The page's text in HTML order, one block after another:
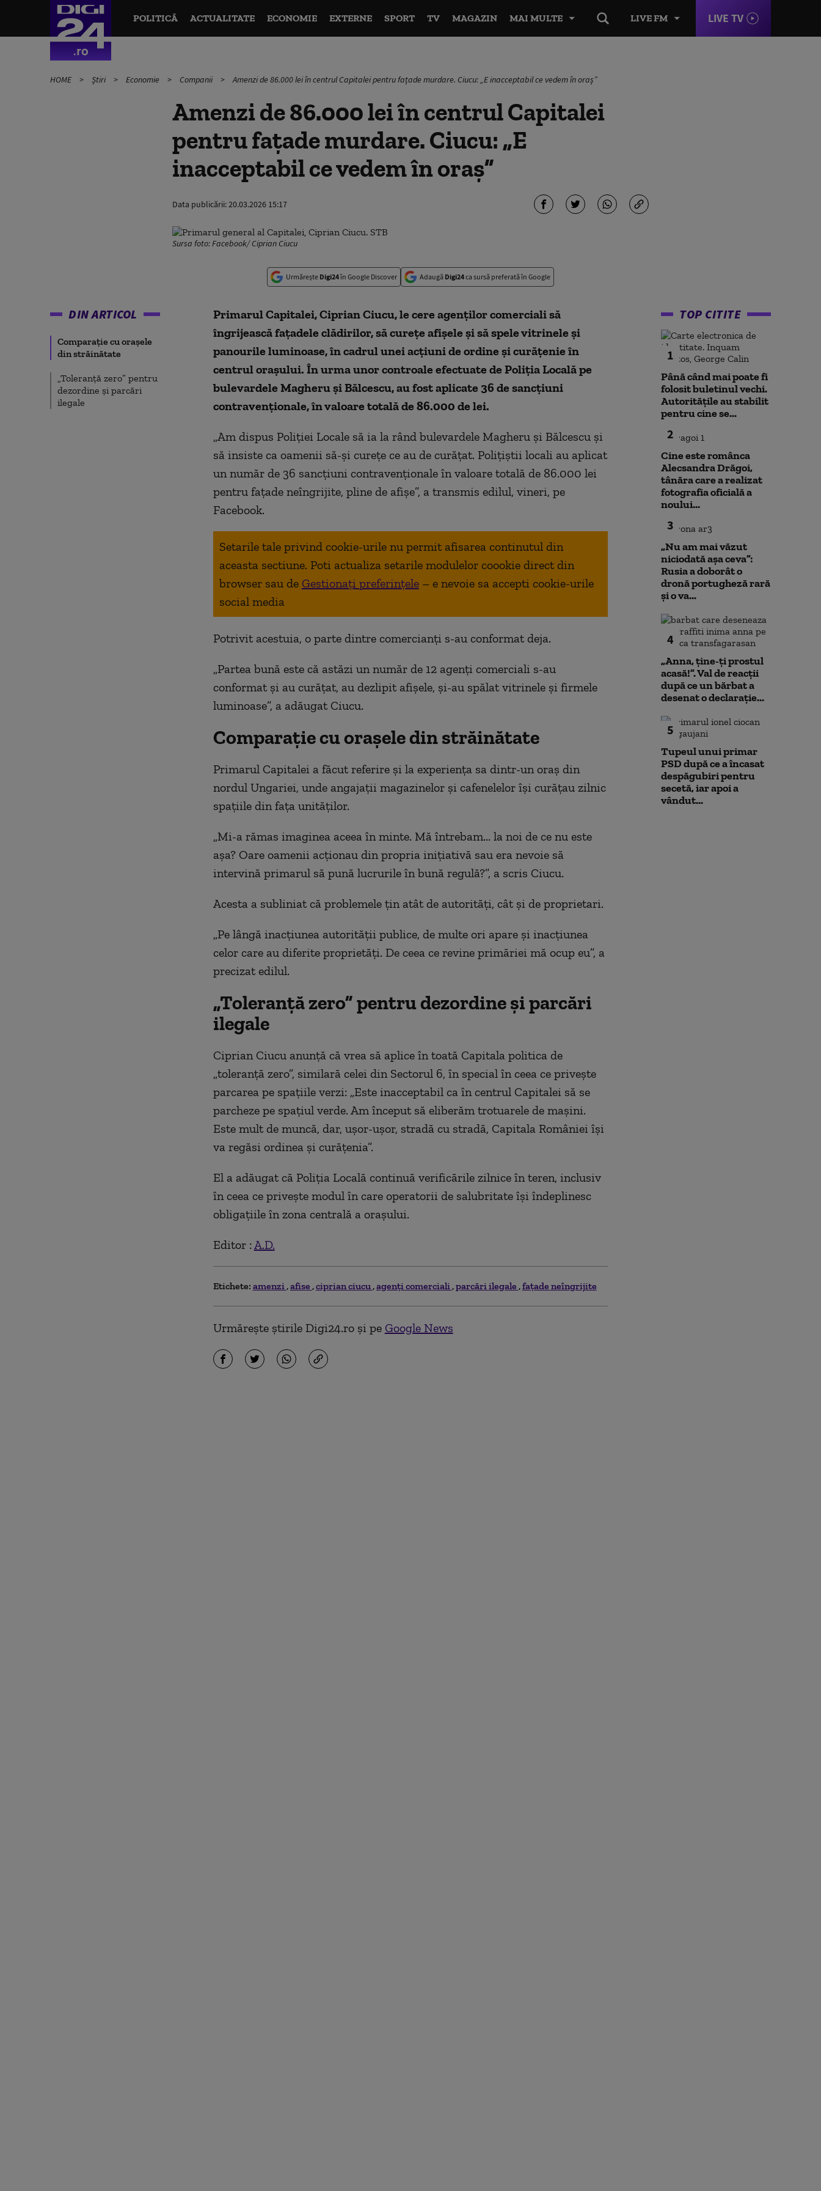
LIVE FM LIVE TV
POLITICĂ ACTUALITATE ECONOMIE EXTERNE SPORT TV MAGAZIN MAI MULTE
HOME Știri Economie Companii Amenzi de 86.000 lei în centrul Capitalei pentru fațade murdare. Ciucu: „E inacceptabil ce vedem în oraș”
Amenzi de 86.000 lei în centrul Capitalei
pentru fațade murdare. Ciucu: „E
inacceptabil ce vedem în oraș”
Data publicării:20.03.2026 15:17
Sursa foto: Facebook/ Ciprian Ciucu
Urmărește Digi24în Google Discover Adaugă Digi24ca sursă preferată în Google
DIN ARTICOL
Comparație cu orașele
din străinătate
„Toleranță zero” pentru
dezordine și parcări
ilegale
Primarul Capitalei, Ciprian Ciucu, le cere agenților comerciali să
îngrijească fațadele clădirilor, să curețe afișele și să spele vitrinele și
panourile luminoase, în cadrul unei acțiuni de ordine și curățenie în
centrul orașului. În urma unor controale efectuate de Poliția Locală pe
bulevardele Magheru și Bălcescu, au fost aplicate 36 de sancțiuni
contravenționale, în valoare totală de 86.000 de lei.
„Am dispus Poliției Locale să ia la rând bulevardele Magheru și Bălcescu și
să insiste ca oamenii să-și curețe ce au de curățat. Polițiștii locali au aplicat
un număr de 36 sancțiuni contravenționale în valoare totală de 86.000 lei
pentru fațade neîngrijite, pline de afișe”, a transmis edilul, vineri, pe
Facebook.
Setarile tale privind cookie-urile nu permit afisarea continutul din
aceasta sectiune. Poti actualiza setarile modulelor coookie direct din
browser sau de Gestionați preferințele – e nevoie sa accepti cookie-urile
social media
Potrivit acestuia, o parte dintre comercianți s-au conformat deja.
„Partea bună este că astăzi un număr de 12 agenți comerciali s-au
conformat și au curățat, au dezlipit afișele, și-au spălat vitrinele și firmele
luminoase”, a adăugat Ciucu.
Comparație cu orașele din străinătate
Primarul Capitalei a făcut referire și la experiența sa dintr-un oraș din
nordul Ungariei, unde angajații magazinelor și cafenelelor își curățau zilnic
spațiile din fața unităților.
„Mi-a rămas imaginea aceea în minte. Mă întrebam... la noi de ce nu este
așa? Oare oamenii acționau din propria inițiativă sau era nevoie să
intervină primarul să pună lucrurile în bună regulă?”, a scris Ciucu.
Acesta a subliniat că problemele țin atât de autorități, cât și de proprietari.
„Pe lângă inacțiunea autorității publice, de multe ori apare și inacțiunea
celor care au diferite proprietăți. De ceea ce revine primăriei mă ocup eu”, a
precizat edilul.
„Toleranță zero” pentru dezordine și parcări
ilegale
Ciprian Ciucu anunță că vrea să aplice în toată Capitala politica de
„toleranță zero”, similară celei din Sectorul 6, în special în ceea ce privește
parcarea pe spațiile verzi: „Este inacceptabil ca în centrul Capitalei să se
parcheze pe spațiul verde. Am început să eliberăm trotuarele de mașini.
Este mult de muncă, dar, ușor-uşor, stradă cu stradă, Capitala României își
va regăsi ordinea și curățenia”.
El a adăugat că Poliția Locală continuă verificările zilnice în teren, inclusiv
în ceea ce privește modul în care operatorii de salubritate își îndeplinesc
obligațiile în zona centrală a orașului.
Editor : A.D.
Etichete: amenzi afise ciprian ciucu agenţi comerciali parcări ilegale fațade neîngrijite
Urmărește știrile Digi24.ro și pe Google News
TOP CITITE
1
Până când mai poate fi
folosit buletinul vechi.
Autoritățile au stabilit
pentru cine se...
2
Cine este românca
Alecsandra Drăgoi,
tânăra care a realizat
fotografia oficială a
noului...
3
„Nu am mai văzut
niciodată așa ceva”:
Rusia a doborât o
dronă portugheză rară
și o va...
4
„Anna, ţine-ţi prostul
acasă!”. Val de reacții
după ce un bărbat a
desenat o declarație...
5
Tupeul unui primar
PSD după ce a încasat
despăgubiri pentru
secetă, iar apoi a
vândut...